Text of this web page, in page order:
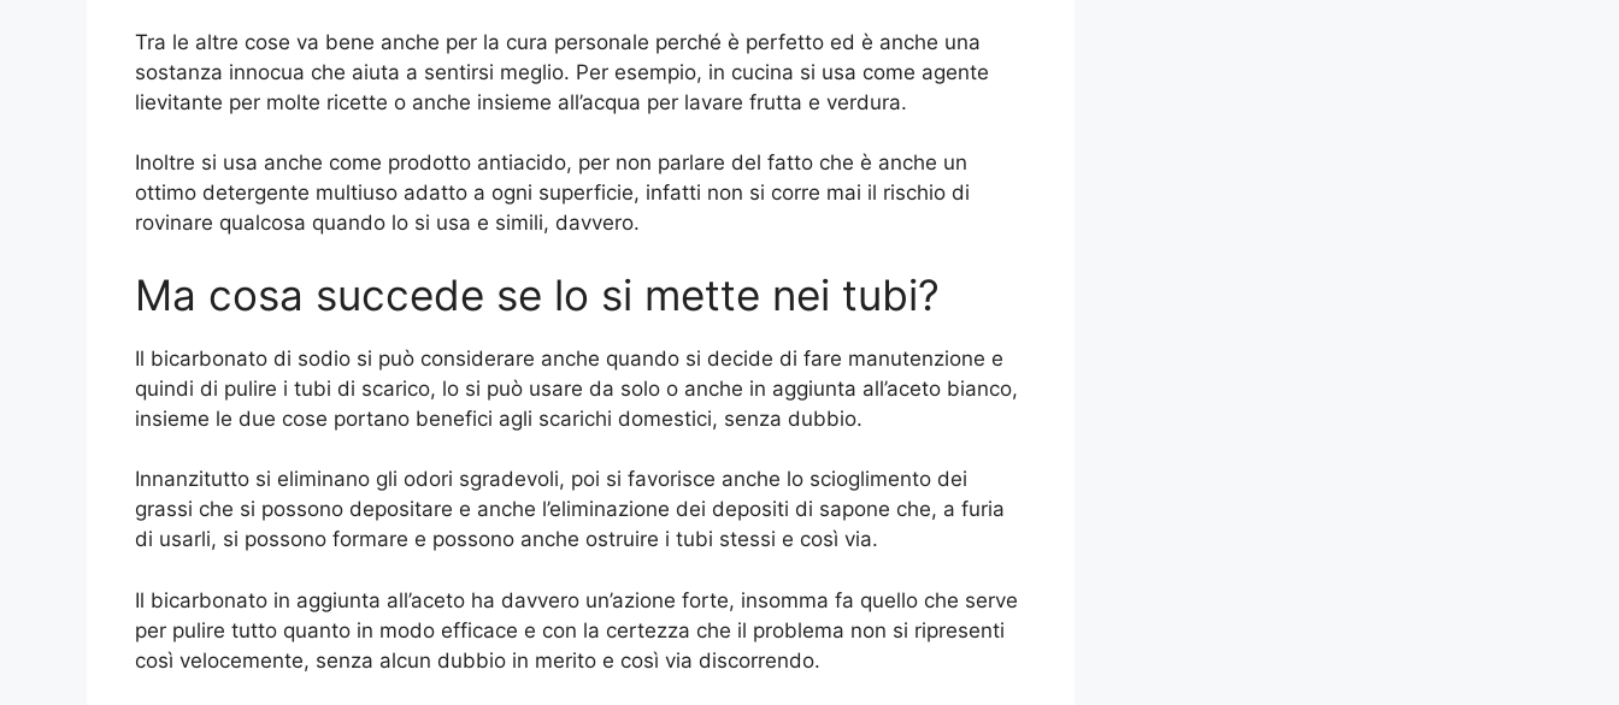
Tra le altre cose va bene anche per la cura personale perché è perfetto ed è anche una
sostanza innocua che aiuta a sentirsi meglio. Per esempio, in cucina si usa come agente
lievitante per molte ricette o anche insieme all’acqua per lavare frutta e verdura.
Inoltre si usa anche come prodotto antiacido, per non parlare del fatto che è anche un
ottimo detergente multiuso adatto a ogni superficie, infatti non si corre mai il rischio di
rovinare qualcosa quando lo si usa e simili, davvero.
Ma cosa succede se lo si mette nei tubi?
Il bicarbonato di sodio si può considerare anche quando si decide di fare manutenzione e
quindi di pulire i tubi di scarico, lo si può usare da solo o anche in aggiunta all’aceto bianco,
insieme le due cose portano benefici agli scarichi domestici, senza dubbio.
Innanzitutto si eliminano gli odori sgradevoli, poi si favorisce anche lo scioglimento dei
grassi che si possono depositare e anche l’eliminazione dei depositi di sapone che, a furia
di usarli, si possono formare e possono anche ostruire i tubi stessi e così via.
Il bicarbonato in aggiunta all’aceto ha davvero un’azione forte, insomma fa quello che serve
per pulire tutto quanto in modo efficace e con la certezza che il problema non si ripresenti
così velocemente, senza alcun dubbio in merito e così via discorrendo.